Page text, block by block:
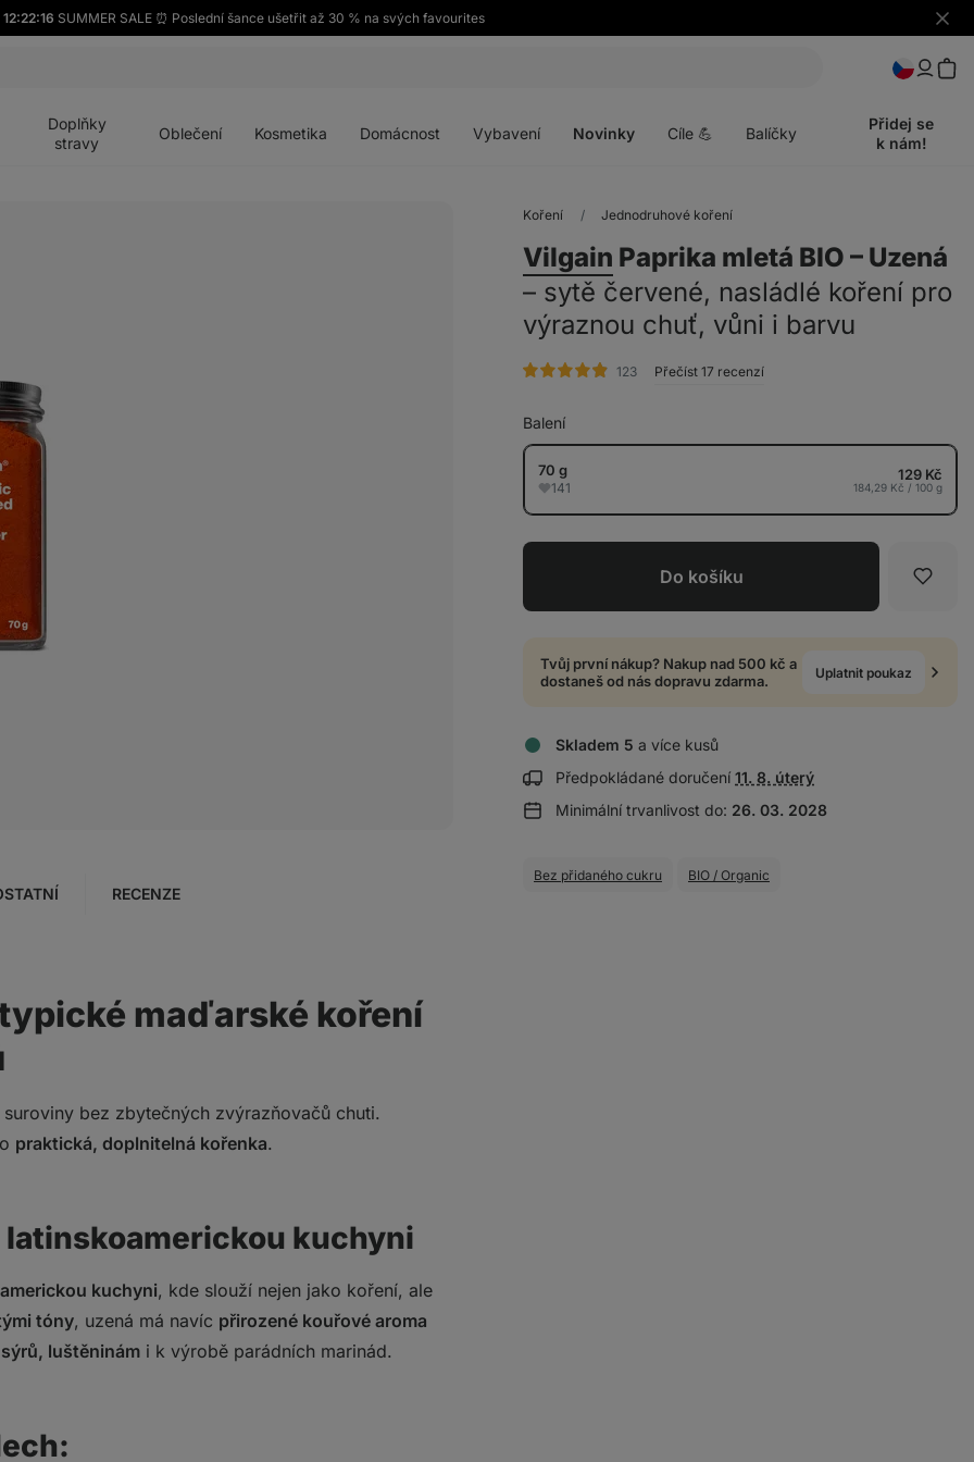
12:22:14 SUMMER SALE ⏰ Poslední šance ušetřit až 30 % na svých favourites
Skrýt
Doplňky
stravy
Oblečení Kosmetika Domácnost Vybavení Novinky Cíle 💪 Balíčky
Přidej se
k nám!
Koření Jednodruhové koření
Vilgain Paprika mletá BIO ⁠–⁠ Uzená
⁠–⁠ sytě červené, nasládlé koření pro
výraznou chuť, vůni i barvu
123hodnocení
Přečíst 17 recenzí
Balení
70 g
141
129 Kč
184,29 Kč / 100 g
Do košíku
Tvůj první nákup? Nakup nad 500 kč a
dostaneš od nás dopravu zdarma.
Uplatnit poukaz
Skladem 5 a více kusů
Předpokládané doručení Zobrazit
o
11. 8. úterý
Minimální trvanlivost do: 26. 03. 2028
Bez přidaného cukru BIO / Organic
RECENZE
maďarské koření
bez zbytečných zvýrazňovačů chuti.
praktická, doplnitelná kořenka.
kuchyni
kuchyni, kde slouží nejen jako koření, ale
tóny, uzená má navíc přirozené kouřové aroma
luštěninám i k výrobě parádních marinád.